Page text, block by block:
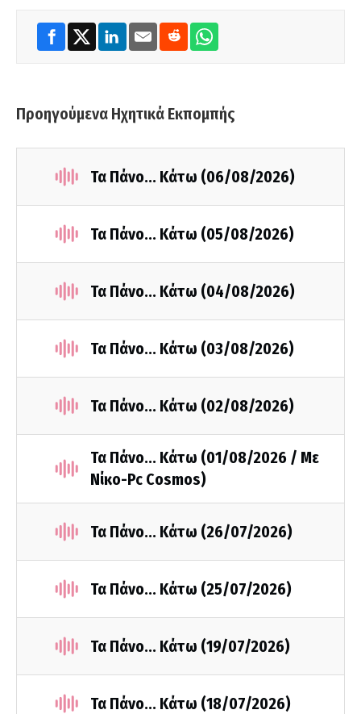
Προηγούμενα Ηχητικά Εκπομπής
Τα Πάνο... Κάτω (06/08/2026)
Τα Πάνο... Κάτω (05/08/2026)
Τα Πάνο... Κάτω (04/08/2026)
Τα Πάνο... Κάτω (03/08/2026)
Τα Πάνο... Κάτω (02/08/2026)
Τα Πάνο... Κάτω (01/08/2026 / Με
Νίκο-Pc Cosmos)
Τα Πάνο... Κάτω (26/07/2026)
Τα Πάνο... Κάτω (25/07/2026)
Τα Πάνο... Κάτω (19/07/2026)
Τα Πάνο... Κάτω (18/07/2026)